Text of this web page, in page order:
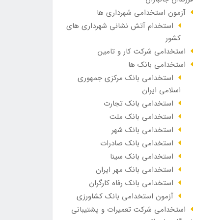
آزمون استخدامی شهرداری ها
استخدام آتش نشانی شهرداری های
کشور
استخدامی شرکت کار و تامین
استخدامی بانک ها
استخدامی بانک مرکزی جمهوری
اسلامی ایران
استخدامی بانک تجارت
استخدامی بانک ملت
استخدامی بانک شهر
استخدامی بانک صادرات
استخدامی بانک سینا
استخدامی بانک مهر ایران
استخدامی بانک رفاه کارگران
آزمون استخدامی بانک کشاورزی
استخدامی شرکت تعمیرات و پشتیبانی